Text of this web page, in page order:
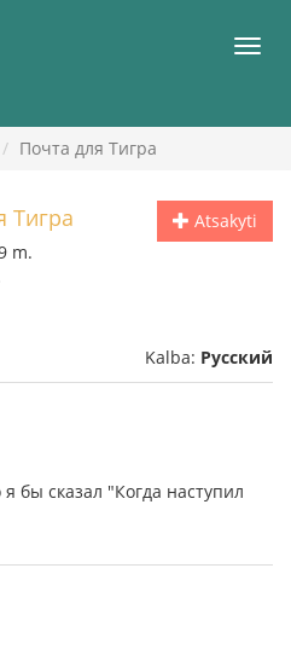
Почта для Тигра
Atsakyti
Тигра
m.
Kalba: Русский
бы сказал "Когда наступил